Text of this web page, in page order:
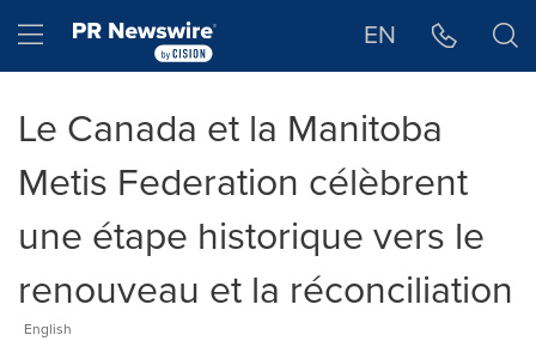
Hamburger menu EN
Le Canada et la Manitoba
Metis Federation célèbrent
une étape historique vers le
renouveau et la réconciliation
English